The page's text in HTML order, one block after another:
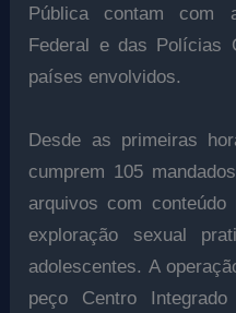
Pública contam com
Federal e das Polícias
países envolvidos.
Desde as primeiras
cumprem 105
arquivos com
exploração sexual
adolescentes. A
peço Centro